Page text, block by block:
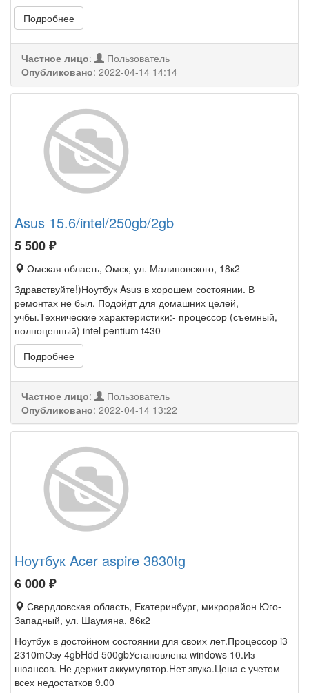
Подробнее
Частное лицо:
Пользователь
Опубликовано: 2022-04-14 14:14
Asus 15.6/intel/250gb/2gb
5 500₽
Омская область, Омск, ул. Малиновского, 18к2
Здравствуйте!)Ноутбук Asus в хорошем состоянии. В
ремонтах не был. Подойдт для домашних целей,
учбы.Технические характеристики:- процессор (съемный,
полноценный) intel pentium t430
Подробнее
Частное лицо:
Пользователь
Опубликовано: 2022-04-14 13:22
Ноутбук Acer aspire 3830tg
6 000₽
Свердловская область, Екатеринбург, микрорайон Юго-
Западный, ул. Шаумяна, 86к2
Ноутбук в достойном состоянии для своих лет.Процессор i3
2310mОзу 4gbHdd 500gbУстановлена windows 10.Из
нюансов. Не держит аккумулятор.Нет звука.Цена с учетом
всех недостатков 9.00